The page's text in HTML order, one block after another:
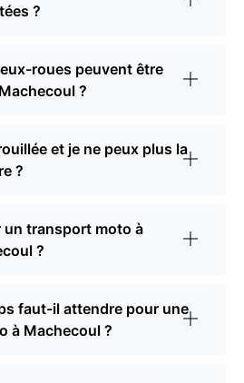
?
roues peuvent être
?
et je ne peux plus la
?
un transport moto à
?
faut-il attendre pour une
à Machecoul ?